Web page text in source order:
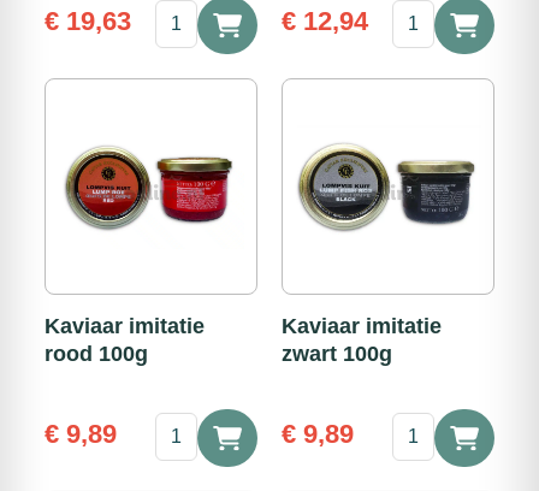
€ 19,63
Forelkuit
100g
€ 12,94
Haringkuit
100g
Kaviaar imitatie
rood 100g
€ 9,89
Kaviaar
imitatie
Kaviaar imitatie
zwart 100g
€ 9,89
Kaviaar
imitatie